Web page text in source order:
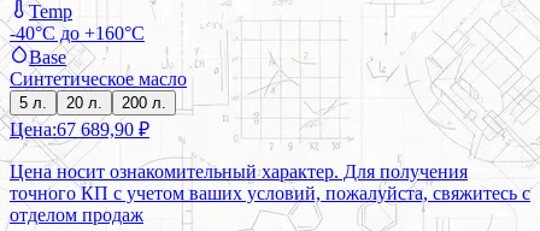
Temp
-40°C до +160°C
Base
Синтетическое масло
5 л. 20 л. 200 л.
Цена:67 689,90 ₽
Цена носит ознакомительный характер. Для получения
точного КП с учетом ваших условий, пожалуйста, свяжитесь с
отделом продаж